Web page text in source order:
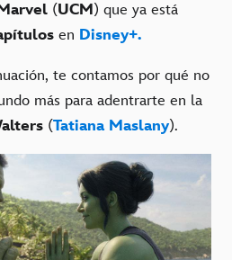
(UCM) que ya está
en Disney+.
te contamos por qué no
más para adentrarte en la
(Tatiana Maslany).